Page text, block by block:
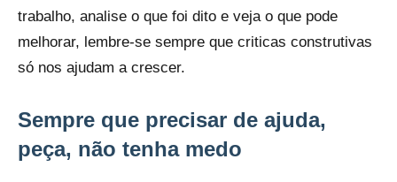
trabalho, analise o que foi dito e veja o que pode
melhorar, lembre-se sempre que criticas construtivas
só nos ajudam a crescer.
Sempre que precisar de ajuda,
peça, não tenha medo